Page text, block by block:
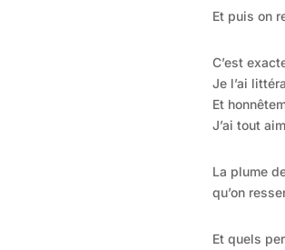
Et puis on
C’est
Je l’ai
Et
J’ai tout
La plume
qu’on
Et quels